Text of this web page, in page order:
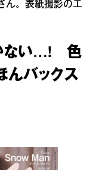
ん。表紙撮影のエ
かない…! 色
んバックス